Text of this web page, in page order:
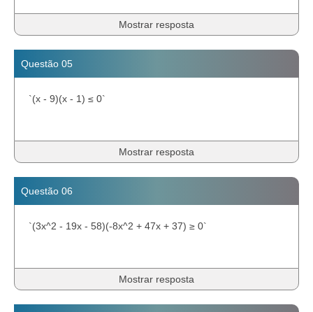
Mostrar resposta
Questão 05
`(x - 9)(x - 1) ≤ 0`
Mostrar resposta
Questão 06
`(3x^2 - 19x - 58)(-8x^2 + 47x + 37) ≥ 0`
Mostrar resposta